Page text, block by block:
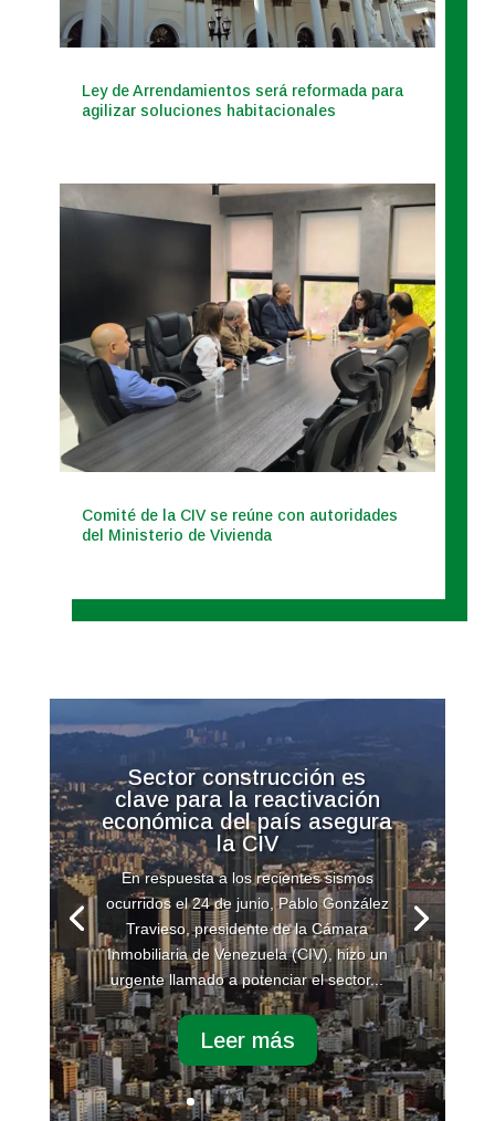
Ley de Arrendamientos será reformada para
agilizar soluciones habitacionales
Comité de la CIV se reúne con autoridades
del Ministerio de Vivienda
Sector construcción es
clave para la reactivación
económica del país asegura
la CIV
En respuesta a los recientes sismos
ocurridos el 24 de junio, Pablo González
Travieso, presidente de la Cámara
Inmobiliaria de Venezuela (CIV), hizo un
urgente llamado a potenciar el sector...
Leer más